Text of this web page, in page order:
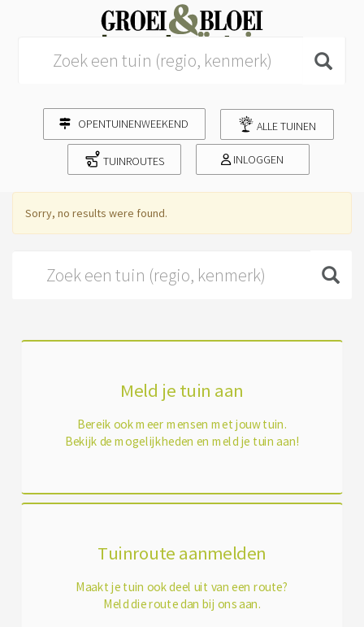
OPENTUINENWEEKEND ALLE TUINEN
TUINROUTES INLOGGEN
Sorry, no results were found.
Meld je tuin aan
Bereik ook meer mensen met jouw tuin.
Bekijk de mogelijkheden en meld je tuin aan!
Tuinroute aanmelden
Maakt je tuin ook deel uit van een route?
Meld die route dan bij ons aan.